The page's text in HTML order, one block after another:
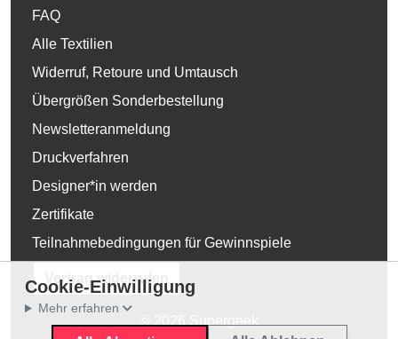
FAQ
Alle Textilien
Widerruf, Retoure und Umtausch
Übergrößen Sonderbestellung
Newsletteranmeldung
Druckverfahren
Designer*in werden
Zertifikate
Teilnahmebedingungen für Gewinnspiele
Vertrag widerrufen
Cookie-Einwilligung
Mehr erfahren